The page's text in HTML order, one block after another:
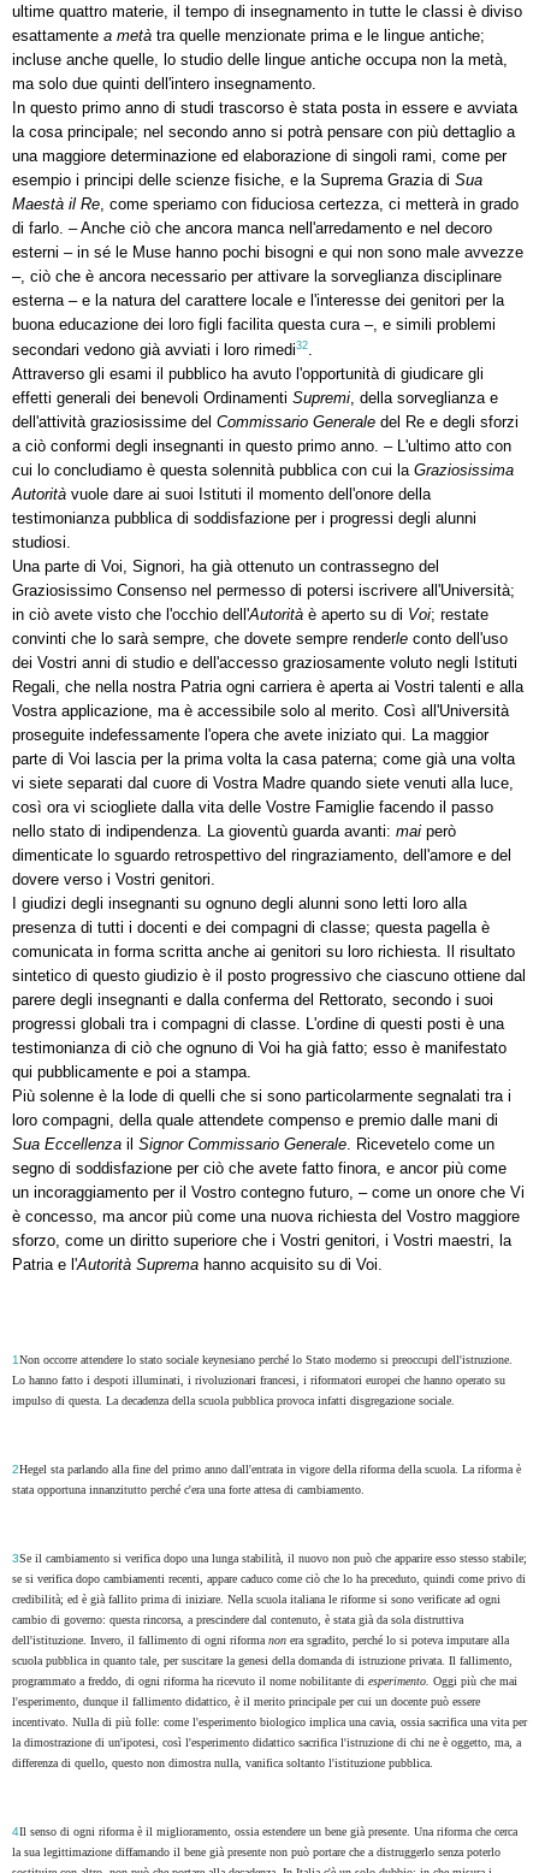
ultime quattro materie, il tempo di insegnamento in tutte le classi è diviso
esattamente a metà tra quelle menzionate prima e le lingue antiche;
incluse anche quelle, lo studio delle lingue antiche occupa non la metà,
ma solo due quinti dell'intero insegnamento.
In questo primo anno di studi trascorso è stata posta in essere e avviata
la cosa principale; nel secondo anno si potrà pensare con più dettaglio a
una maggiore determinazione ed elaborazione di singoli rami, come per
esempio i principi delle scienze fisiche, e la Suprema Grazia di Sua
Maestà il Re , come speriamo con fiduciosa certezza, ci metterà in grado
di farlo. – Anche ciò che ancora manca nell'arredamento e nel decoro
esterni – in sé le Muse hanno pochi bisogni e qui non sono male avvezze
–, ciò che è ancora necessario per attivare la sorveglianza disciplinare
esterna – e la natura del carattere locale e l'interesse dei genitori per la
buona educazione dei loro figli facilita questa cura –, e simili problemi
secondari vedono già avviati i loro rimedi32.
Attraverso gli esami il pubblico ha avuto l'opportunità di giudicare gli
effetti generali dei benevoli Ordinamenti Supremi, della sorveglianza e
dell'attività graziosissime del Commissario Generale del Re e degli sforzi
a ciò conformi degli insegnanti in questo primo anno. – L'ultimo atto con
cui lo concludiamo è questa solennità pubblica con cui la Graziosissima
Autorità vuole dare ai suoi Istituti il momento dell'onore della
testimonianza pubblica di soddisfazione per i progressi degli alunni
studiosi.
Una parte di Voi, Signori, ha già ottenuto un contrassegno del
Graziosissimo Consenso nel permesso di potersi iscrivere all'Università;
in ciò avete visto che l'occhio dell'Autorità è aperto su di Voi; restate
convinti che lo sarà sempre, che dovete sempre renderle conto dell'uso
dei Vostri anni di studio e dell'accesso graziosamente voluto negli Istituti
Regali, che nella nostra Patria ogni carriera è aperta ai Vostri talenti e alla
Vostra applicazione, ma è accessibile solo al merito. Così all'Università
proseguite indefessamente l'opera che avete iniziato qui. La maggior
parte di Voi lascia per la prima volta la casa paterna; come già una volta
vi siete separati dal cuore di Vostra Madre quando siete venuti alla luce,
così ora vi sciogliete dalla vita delle Vostre Famiglie facendo il passo
nello stato di indipendenza. La gioventù guarda avanti: mai però
dimenticate lo sguardo retrospettivo del ringraziamento, dell'amore e del
dovere verso i Vostri genitori.
I giudizi degli insegnanti su ognuno degli alunni sono letti loro alla
presenza di tutti i docenti e dei compagni di classe; questa pagella è
comunicata in forma scritta anche ai genitori su loro richiesta. Il risultato
sintetico di questo giudizio è il posto progressivo che ciascuno ottiene dal
parere degli insegnanti e dalla conferma del Rettorato, secondo i suoi
progressi globali tra i compagni di classe. L'ordine di questi posti è una
testimonianza di ciò che ognuno di Voi ha già fatto; esso è manifestato
qui pubblicamente e poi a stampa.
Più solenne è la lode di quelli che si sono particolarmente segnalati tra i
loro compagni, della quale attendete compenso e premio dalle mani di
Sua Eccellenza il Signor Commissario Generale. Ricevetelo come un
segno di soddisfazione per ciò che avete fatto finora, e ancor più come
un incoraggiamento per il Vostro contegno futuro, – come un onore che Vi
è concesso, ma ancor più come una nuova richiesta del Vostro maggiore
sforzo, come un diritto superiore che i Vostri genitori, i Vostri maestri, la
Patria e l'Autorità Suprema hanno acquisito su di Voi.
1Non occorre attendere lo stato sociale keynesiano perché lo Stato moderno si preoccupi dell'istruzione.
Lo hanno fatto i despoti illuminati, i rivoluzionari francesi, i riformatori europei che hanno operato su
impulso di questa. La decadenza della scuola pubblica provoca infatti disgregazione sociale.
2Hegel sta parlando alla fine del primo anno dall'entrata in vigore della riforma della scuola. La riforma è
stata opportuna innanzitutto perché c'era una forte attesa di cambiamento.
3Se il cambiamento si verifica dopo una lunga stabilità, il nuovo non può che apparire esso stesso stabile;
se si verifica dopo cambiamenti recenti, appare caduco come ciò che lo ha preceduto, quindi come privo di
credibilità; ed è già fallito prima di iniziare. Nella scuola italiana le riforme si sono verificate ad ogni
cambio di governo: questa rincorsa, a prescindere dal contenuto, è stata già da sola distruttiva
dell'istituzione. Invero, il fallimento di ogni riformanon era sgradito, perché lo si poteva imputare alla
scuola pubblica in quanto tale, per suscitare la genesi della domanda di istruzione privata. Il fallimento,
programmato a freddo, di ogni riforma ha ricevuto il nome nobilitante di esperimento. Oggi più che mai
l'esperimento, dunque il fallimento didattico, è il merito principale per cui un docente può essere
incentivato. Nulla di più folle: come l'esperimento biologico implica una cavia, ossia sacrifica una vita per
la dimostrazione di un'ipotesi, così l'esperimento didattico sacrifica l'istruzione di chi ne è oggetto, ma, a
differenza di quello, questo non dimostra nulla, vanifica soltanto l'istituzione pubblica.
4Il senso di ogni riforma è il miglioramento, ossia estendere un bene già presente. Una riforma che cerca
la sua legittimazione diffamando il bene già presente non può portare che a distruggerlo senza poterlo